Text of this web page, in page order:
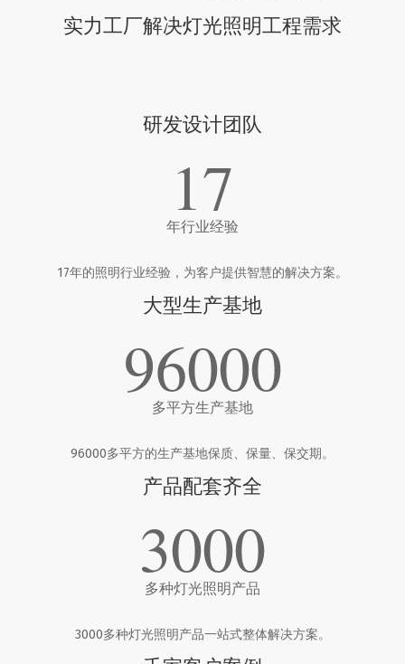
实力工厂解决灯光照明工程需求
研发设计团队
17
年行业经验
17年的照明行业经验，为客户提供智慧的解决方案。
大型生产基地
96000
多平方生产基地
96000多平方的生产基地保质、保量、保交期。
产品配套齐全
3000
多种灯光照明产品
3000多种灯光照明产品一站式整体解决方案。